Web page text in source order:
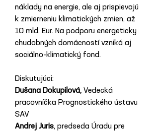
náklady na energie, ale aj prispievajú
k zmierneniu klimatických zmien, až
10 mld. Eur. Na podporu energeticky
chudobných domácností vzniká aj
sociálno-klimatický fond.
Diskutujúci:
Dušana Dokupilová, Vedecká
pracovníčka Prognostického ústavu
SAV
Andrej Juris, predseda Úradu pre